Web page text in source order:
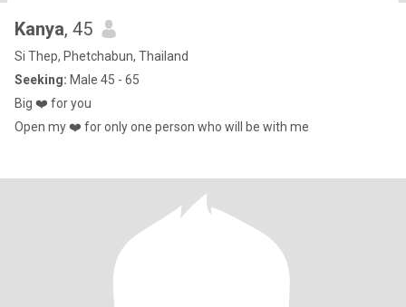
Kanya, 45
Si Thep, Phetchabun, Thailand
Seeking: Male 45 - 65
Big ❤️ for you
Open my ❤️ for only one person who will be with me